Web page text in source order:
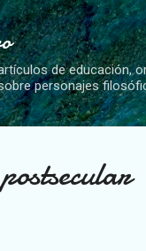
Ir
de educación,
personajes